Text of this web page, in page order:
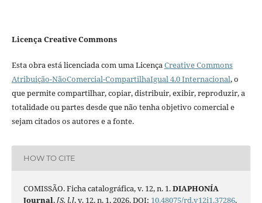
Licença Creative Commons
Esta obra está licenciada com uma LicençaCreative Commons
Atribuição-NãoComercial-CompartilhaIgual 4.0 Internacional, o
que permite compartilhar, copiar, distribuir, exibir, reproduzir, a
totalidade ou partes desde que não tenha objetivo comercial e
sejam citados os autores e a fonte.
HOW TO CITE
COMISSÃO. Ficha catalográfica, v. 12, n. 1.DIAPHONÍA
Journal,[S. l.], v. 12, n. 1, 2026. DOI: 10.48075/rd.v12i1.37286.